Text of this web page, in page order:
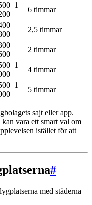
6 timmar
2,5 timmar
2 timmar
4 timmar
5 timmar
sajt eller app.
vara ett smart val om
istället för att
#
med städerna